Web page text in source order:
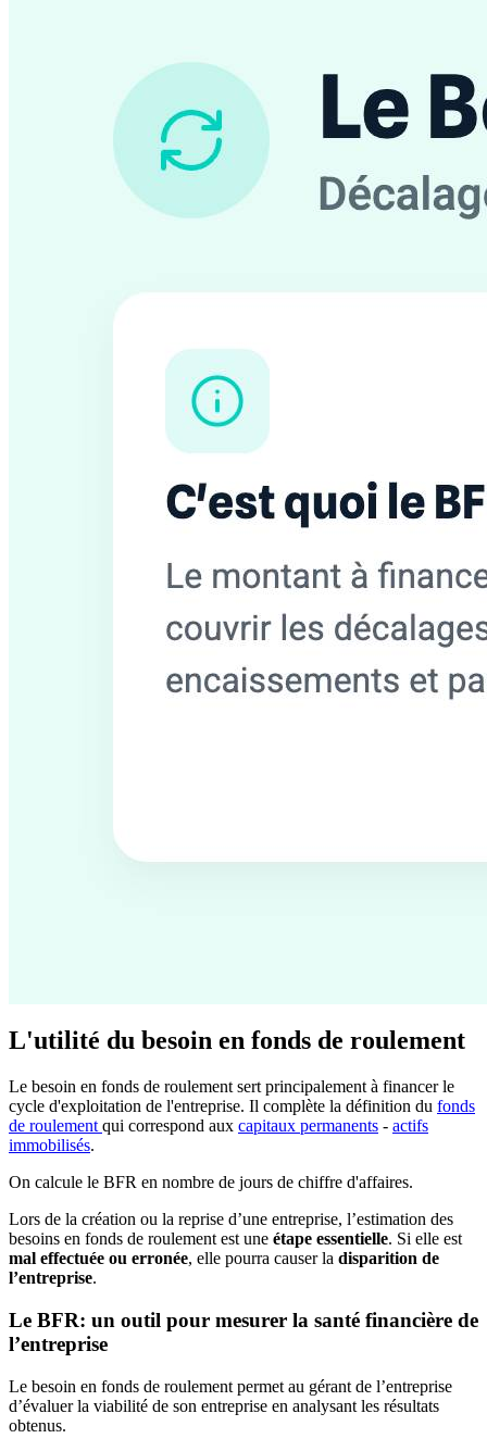
L'utilité du besoin en fonds de roulement
Le besoin en fonds de roulement sert principalement à financer le
cycle d'exploitation de l'entreprise. Il complète la définition du fonds
de roulement qui correspond aux capitaux permanents - actifs
immobilisés.
On calcule le BFR en nombre de jours de chiffre d'affaires.
Lors de la création ou la reprise d’une entreprise, l’estimation des
besoins en fonds de roulement est une étape essentielle. Si elle est
mal effectuée ou erronée, elle pourra causer la disparition de
l’entreprise.
Le BFR: un outil pour mesurer la santé financière de
l’entreprise
Le besoin en fonds de roulement permet au gérant de l’entreprise
d’évaluer la viabilité de son entreprise en analysant les résultats
obtenus.